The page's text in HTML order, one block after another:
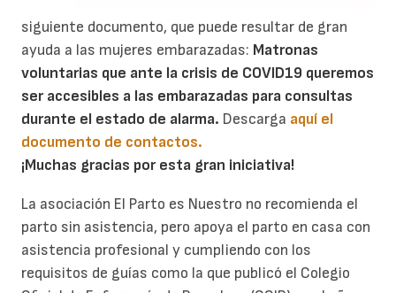
siguiente documento, que puede resultar de gran
ayuda a las mujeres embarazadas: Matronas
voluntarias que ante la crisis de COVID19 queremos
ser accesibles a las embarazadas para consultas
durante el estado de alarma. Descarga aquí el
documento de contactos.
¡Muchas gracias por esta gran iniciativa!
La asociación El Parto es Nuestro no recomienda el
parto sin asistencia, pero apoya el parto en casa con
asistencia profesional y cumpliendo con los
requisitos de guías como la que publicó el Colegio